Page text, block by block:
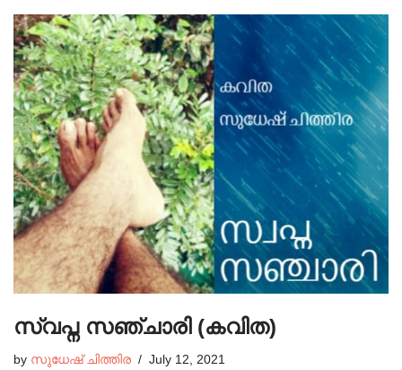
സ്വപ്ന സഞ്ചാരി (കവിത)
by സുധേഷ്‌ ചിത്തിര July 12, 2021